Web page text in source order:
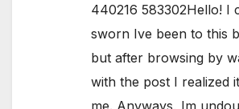
440216 583302Hello! I
sworn Ive been to this
but after browsing by
with the post I realized
me. Anyways, Im